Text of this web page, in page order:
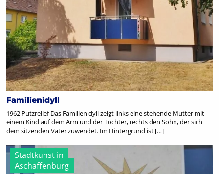
Familienidyll
1962 Putzrelief Das Familienidyll zeigt links eine stehende Mutter mit
einem Kind auf dem Arm und der Tochter, rechts den Sohn, der sich
dem sitzenden Vater zuwendet. Im Hintergrund ist […]
Stadtkunst in
Aschaffenburg